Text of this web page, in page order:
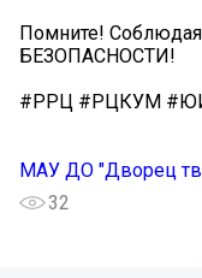
Помните!
БЕЗОПАСНОСТИ!
#РРЦ #РЦКУМ
МАУ ДО "Дворец
32